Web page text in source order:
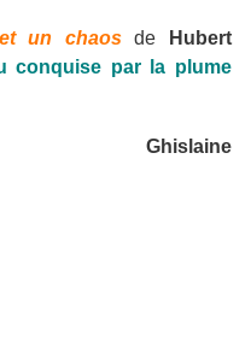
un chaosde
Hubert
conquise par la plume
Ghislaine